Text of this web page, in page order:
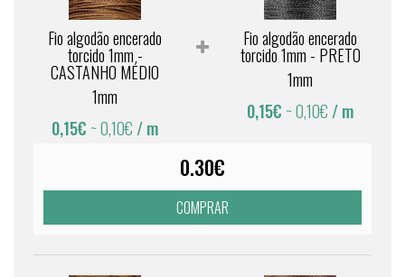
Fio algodão encerado
torcido 1mm -
CASTANHO MÉDIO
1mm
0,15€ ~ 0,10€ / m
Fio algodão encerado
torcido 1mm - PRETO
1mm
0,15€ ~ 0,10€ / m
0.30€
COMPRAR